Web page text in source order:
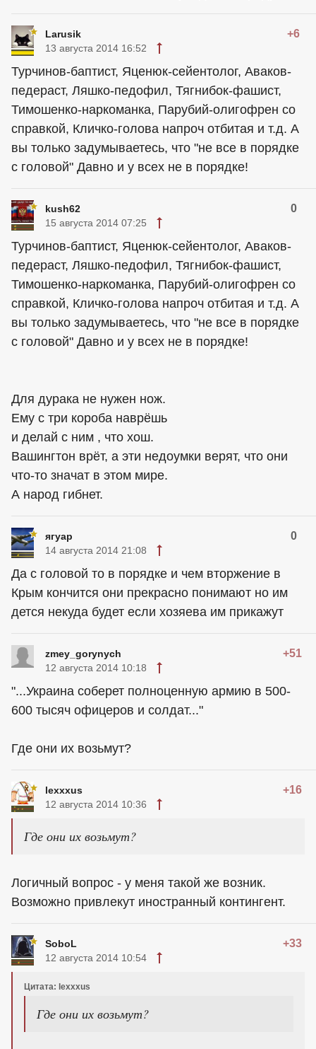
Larusik +6
13 августа 2014 16:52
Турчинов-баптист, Яценюк-сейентолог, Аваков-
педераст, Ляшко-педофил, Тягнибок-фашист,
Тимошенко-наркоманка, Парубий-олигофрен со
справкой, Кличко-голова напроч отбитая и т.д. А
вы только задумываетесь, что "не все в порядке
с головой" Давно и у всех не в порядке!
kush62 0
15 августа 2014 07:25
Турчинов-баптист, Яценюк-сейентолог, Аваков-
педераст, Ляшко-педофил, Тягнибок-фашист,
Тимошенко-наркоманка, Парубий-олигофрен со
справкой, Кличко-голова напроч отбитая и т.д. А
вы только задумываетесь, что "не все в порядке
с головой" Давно и у всех не в порядке!
Для дурака не нужен нож.
Ему с три короба наврёшь
и делай с ним , что хош.
Вашингтон врёт, а эти недоумки верят, что они
что-то значат в этом мире.
А народ гибнет.
ягуар 0
14 августа 2014 21:08
Да с головой то в порядке и чем вторжение в
Крым кончится они прекрасно понимают но им
дется некуда будет если хозяева им прикажут
zmey_gorynych +51
12 августа 2014 10:18
"...Украина соберет полноценную армию в 500-
600 тысяч офицеров и солдат..."
Где они их возьмут?
lexxxus +16
12 августа 2014 10:36
Где они их возьмут?
Логичный вопрос - у меня такой же возник.
Возможно привлекут иностранный контингент.
SoboL +33
12 августа 2014 10:54
Цитата: lexxxus
Где они их возьмут?